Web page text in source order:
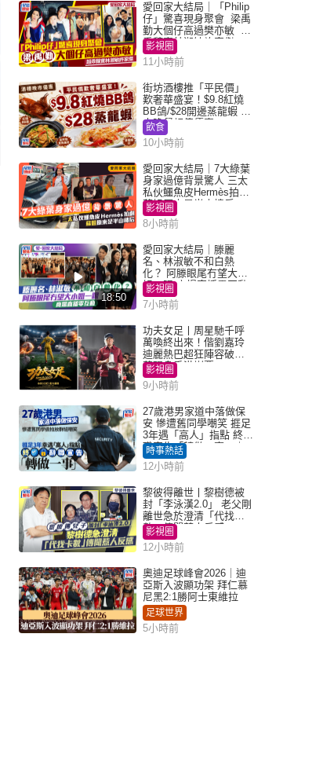
愛回家大結局｜「Philip
仔」驚喜現身聚會 梁禹
勤大個仔高過樊亦敏 超
乖黐實林淑敏許家傑
影視圈
11小時前
街坊酒樓推「平民價」
歎奢華盛宴！$9.8紅燒
BB鴿/$28開邊蒸龍蝦 3
大晚餐超值優惠
飲食
10小時前
愛回家大結局｜7大綠葉
身家過億背景驚人 三太
私伙鱷魚皮Hermès拍劇
蘇姐原來是半山樓后
影視圈
8小時前
18:50
愛回家大結局｜滕麗
名、林淑敏不和白熱
化？ 阿滕眼尾冇望大小
姐一眼 商場直播零互動
影視圈
7小時前
功夫女足丨周星馳千呼
萬喚終出來！偕劉嘉玲
迪麗熱巴超狂陣容破天
荒現身香港謝票
影視圈
9小時前
27歲港男家道中落做保
安 慘遭舊同學嘲笑 捱足
3年遇「高人」指點 終辭
職宣告「轉做一事」｜
Juicy叮
時事熱話
12小時前
黎彼得離世丨黎樹德被
封「李泳漢2.0」 老父剛
離世急於澄清「代找卡
數」傳聞惹人反感
影視圈
12小時前
奧迪足球峰會2026｜迪
亞斯入波顯功架 拜仁慕
尼黑2:1勝阿士東維拉
足球世界
5小時前